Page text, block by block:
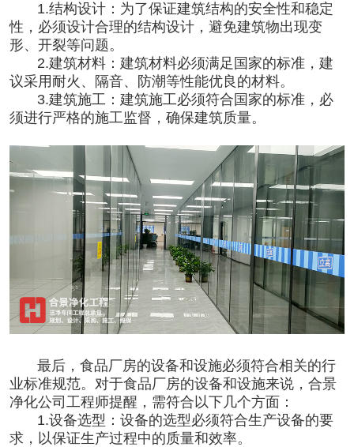
1.结构设计： 为了保证建筑结构的安全性和稳定
性，必须设计合理的结构设计，避免建筑物出现变
形、开裂等问题。
2.建筑材料： 建筑材料必须满足国家的标准，建
议采用耐火、隔音、防潮等性能优良的材料。
3.建筑施工： 建筑施工必须符合国家的标准，必
须进行严格的施工监督，确保建筑质量。
最后，食品厂房的设备和设施必须符合相关的行
业标准规范。对于食品厂房的设备和设施来说，合景
净化公司工程师提醒，需符合以下几个方面：
1.设备选型： 设备的选型必须符合生产设备的要
求，以保证生产过程中的质量和效率。